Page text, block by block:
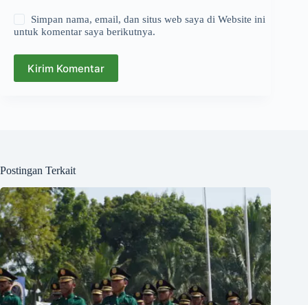
Simpan nama, email, dan situs web saya di Website ini
untuk komentar saya berikutnya.
Kirim Komentar
Postingan Terkait